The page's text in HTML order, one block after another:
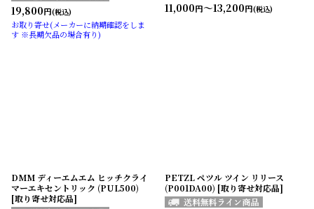
19,800円(税込)
お取り寄せ(メーカーに納期確認をしま
す ※長期欠品の場合有り)
11,000円～13,200円(税込)
DMM ディーエムエム ヒッチクライ
マーエキセントリック (PUL500)
[取り寄せ対応品]
PETZL ペツル ツイン リリース
(P001DA00) [取り寄せ対応品]